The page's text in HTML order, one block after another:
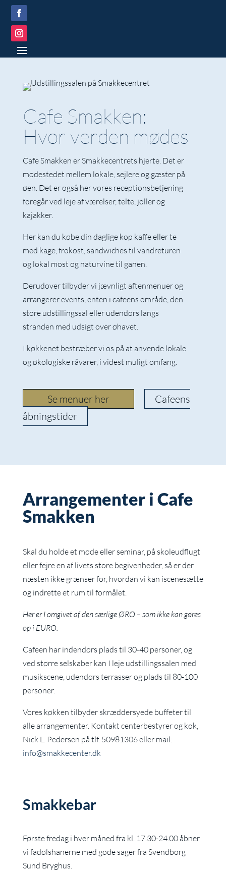
Cafe Smakken:
Hvor verden mødes
Cafe Smakken er Smakkecentrets hjerte. Det er
mødestedet mellem lokale, sejlere og gæster på
øen. Det er også her vores receptionsbetjening
foregår ved leje af værelser, telte, joller og
kajakker.
Her kan du købe din daglige kop kaffe eller te
med kage, frokost, sandwiches til vandreturen
og lokal most og naturvine til ganen.
Derudover tilbyder vi jævnligt aftenmenuer og
arrangerer events, enten i cafeens område, den
store udstillingssal eller udendørs langs
stranden med udsigt over øhavet.
I køkkenet bestræber vi os på at anvende lokale
og økologiske råvarer, i videst muligt omfang.
Se menuer her
Cafeens
åbningstider
Arrangementer i Cafe
Smakken
Skal du holde et møde eller seminar, på skoleudflugt
eller fejre en af livets store begivenheder, så er der
næsten ikke grænser for, hvordan vi kan iscenesætte
og indrette et rum til formålet.
Her er I omgivet af den særlige ØRO – som ikke kan gøres
op i EURO.
Cafeen har indendørs plads til 30-40 personer, og
ved større selskaber kan I leje udstillingssalen med
musikscene, udendørs terrasser og plads til 80-100
personer.
Vores køkken tilbyder skræddersyede buffeter til
alle arrangementer. Kontakt centerbestyrer og kok,
Nick L. Pedersen på tlf. 50981306 eller mail:
info@smakkecenter.dk
Smakkebar
Første fredag i hver måned fra kl. 17.30-24.00 åbner
vi fadølshanerne med gode sager fra Svendborg
Sund Bryghus.